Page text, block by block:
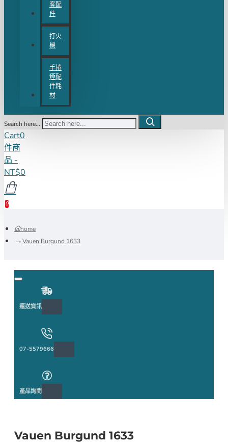
客配
件
打火
機
手捲
煙配
件耗
材
Search here...
Cart0
件商
品 -
NT$0
0
home
Vauen Burgund 1633
運送資訊
07-5579666
產品詢問
Vauen Burgund 1633